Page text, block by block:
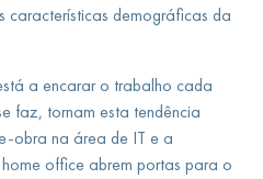
características demográficas da
a encarar o trabalho cada
faz, tornam esta tendência
obra na área de IT e a
office abrem portas para o